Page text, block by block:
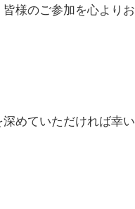
様のご参加を心より
めていただければ幸